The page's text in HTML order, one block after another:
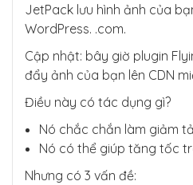
JetPack lưu hình ảnh của
WordPress. .com.
Cập nhật: bây giờ plugin
đẩy ảnh của bạn lên CDN
Điều này có tác dụng gì?
Nó chắc chắn làm giảm
Nó có thể giúp tăng tốc
Nhưng có 3 vấn đề: